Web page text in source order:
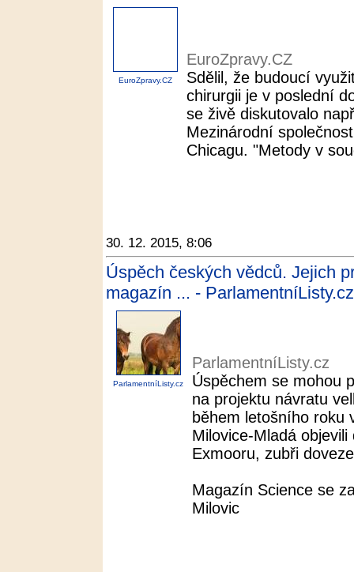
EuroZpravy.CZ
EuroZpravy.CZ
Sdělil, že budoucí
chirurgii je v poslední
se živě diskutovalo
Mezinárodní
Chicagu. "Metody v
30. 12. 2015, 8:06
Úspěch českých vědců. Jejich
magazín ... - ParlamentníListy.cz
ParlamentníListy.cz
ParlamentníListy.cz
Úspěchem se mohou
na projektu návratu
během letošního roku
Milovice-Mladá
Exmooru, zubři
Magazín Science se
Milovic